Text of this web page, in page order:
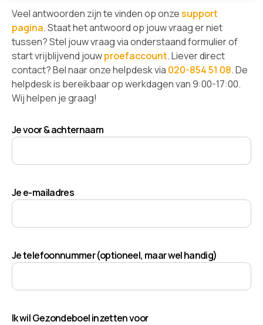
Veel antwoorden zijn te vinden op onzesupport
pagina. Staat het antwoord op jouw vraag er niet
tussen? Stel jouw vraag via onderstaand formulier of
start vrijblijvend jouwproefaccount. Liever direct
contact? Bel naar onze helpdesk via 020-854 51 08. De
helpdesk is bereikbaar op werkdagen van 9:00-17:00.
Wij helpen je graag!
Je voor & achternaam
Je e-mailadres
Je telefoonnummer (optioneel, maar wel handig)
Ik wil Gezondeboel inzetten voor